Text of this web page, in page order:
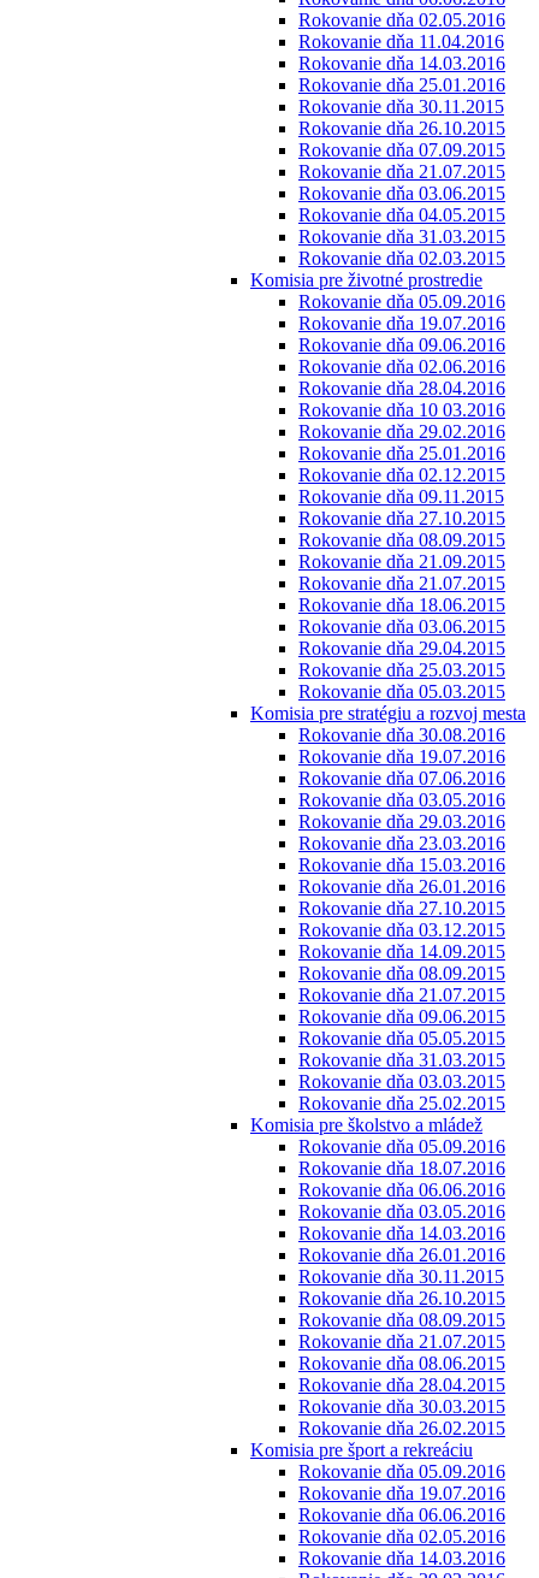
Rokovanie dňa 02.05.2016
Rokovanie dňa 11.04.2016
Rokovanie dňa 14.03.2016
Rokovanie dňa 25.01.2016
Rokovanie dňa 30.11.2015
Rokovanie dňa 26.10.2015
Rokovanie dňa 07.09.2015
Rokovanie dňa 21.07.2015
Rokovanie dňa 03.06.2015
Rokovanie dňa 04.05.2015
Rokovanie dňa 31.03.2015
Rokovanie dňa 02.03.2015
Komisia pre životné prostredie
Rokovanie dňa 05.09.2016
Rokovanie dňa 19.07.2016
Rokovanie dňa 09.06.2016
Rokovanie dňa 02.06.2016
Rokovanie dňa 28.04.2016
Rokovanie dňa 10 03.2016
Rokovanie dňa 29.02.2016
Rokovanie dňa 25.01.2016
Rokovanie dňa 02.12.2015
Rokovanie dňa 09.11.2015
Rokovanie dňa 27.10.2015
Rokovanie dňa 08.09.2015
Rokovanie dňa 21.09.2015
Rokovanie dňa 21.07.2015
Rokovanie dňa 18.06.2015
Rokovanie dňa 03.06.2015
Rokovanie dňa 29.04.2015
Rokovanie dňa 25.03.2015
Rokovanie dňa 05.03.2015
Komisia pre stratégiu a rozvoj mesta
Rokovanie dňa 30.08.2016
Rokovanie dňa 19.07.2016
Rokovanie dňa 07.06.2016
Rokovanie dňa 03.05.2016
Rokovanie dňa 29.03.2016
Rokovanie dňa 23.03.2016
Rokovanie dňa 15.03.2016
Rokovanie dňa 26.01.2016
Rokovanie dňa 27.10.2015
Rokovanie dňa 03.12.2015
Rokovanie dňa 14.09.2015
Rokovanie dňa 08.09.2015
Rokovanie dňa 21.07.2015
Rokovanie dňa 09.06.2015
Rokovanie dňa 05.05.2015
Rokovanie dňa 31.03.2015
Rokovanie dňa 03.03.2015
Rokovanie dňa 25.02.2015
Komisia pre školstvo a mládež
Rokovanie dňa 05.09.2016
Rokovanie dňa 18.07.2016
Rokovanie dňa 06.06.2016
Rokovanie dňa 03.05.2016
Rokovanie dňa 14.03.2016
Rokovanie dňa 26.01.2016
Rokovanie dňa 30.11.2015
Rokovanie dňa 26.10.2015
Rokovanie dňa 08.09.2015
Rokovanie dňa 21.07.2015
Rokovanie dňa 08.06.2015
Rokovanie dňa 28.04.2015
Rokovanie dňa 30.03.2015
Rokovanie dňa 26.02.2015
Komisia pre šport a rekreáciu
Rokovanie dňa 05.09.2016
Rokovanie dňa 19.07.2016
Rokovanie dňa 06.06.2016
Rokovanie dňa 02.05.2016
Rokovanie dňa 14.03.2016